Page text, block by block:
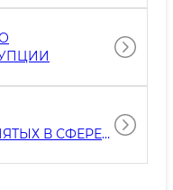
В СФЕРЕ